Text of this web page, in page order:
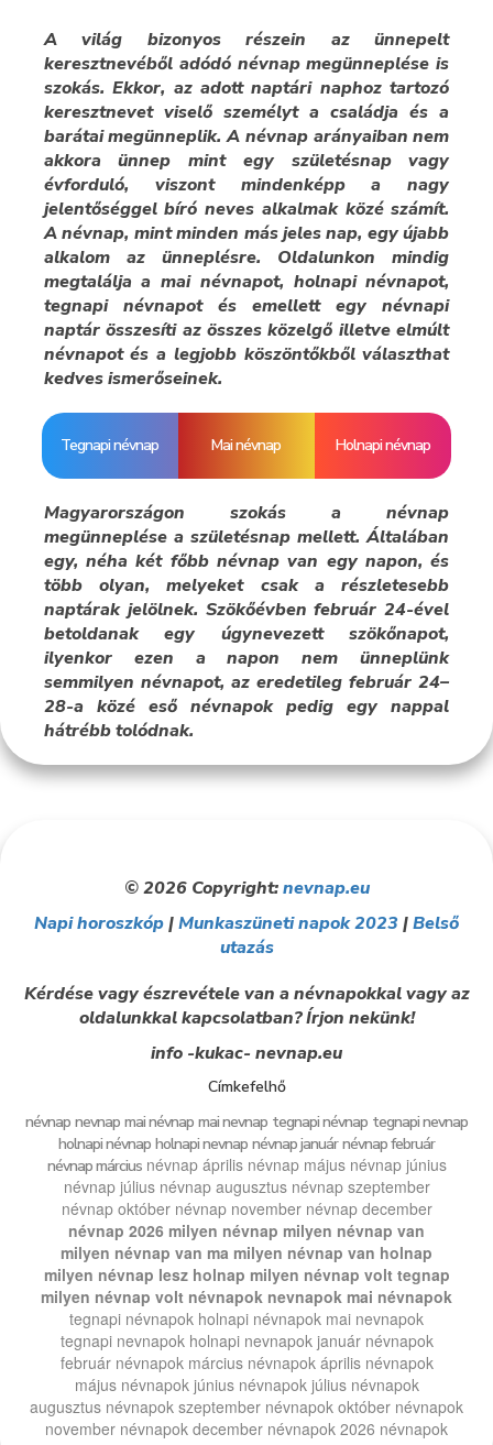
A világ bizonyos részein az ünnepelt
keresztnevéből adódó névnap megünneplése is
szokás. Ekkor, az adott naptári naphoz tartozó
keresztnevet viselő személyt a családja és a
barátai megünneplik. A névnap arányaiban nem
akkora ünnep mint egy születésnap vagy
évforduló, viszont mindenképp a nagy
jelentőséggel bíró neves alkalmak közé számít.
A névnap, mint minden más jeles nap, egy újabb
alkalom az ünneplésre. Oldalunkon mindig
megtalálja a mai névnapot, holnapi névnapot,
tegnapi névnapot és emellett egy névnapi
naptár összesíti az összes közelgő illetve elmúlt
névnapot és a legjobb köszöntőkből választhat
kedves ismerőseinek.
Tegnapi névnap Mai névnap Holnapi névnap
Magyarországon szokás a névnap
megünneplése a születésnap mellett. Általában
egy, néha két főbb névnap van egy napon, és
több olyan, melyeket csak a részletesebb
naptárak jelölnek. Szökőévben február 24-ével
betoldanak egy úgynevezett szökőnapot,
ilyenkor ezen a napon nem ünneplünk
semmilyen névnapot, az eredetileg február 24–
28-a közé eső névnapok pedig egy nappal
hátrébb tolódnak.
© 2026 Copyright:nevnap.eu
Napi horoszkóp|Munkaszüneti napok 2023|Belső
utazás
Kérdése vagy észrevétele van a névnapokkal vagy az
oldalunkkal kapcsolatban? Írjon nekünk!
info -kukac- nevnap.eu
Címkefelhő
névnap nevnap mai névnap mai nevnap tegnapi névnap tegnapi nevnap
holnapi névnap holnapi nevnap névnap január névnap február
névnap március névnap április névnap május névnap június
névnap július névnap augusztus névnap szeptember
névnap október névnap november névnap december
névnap 2026 milyen névnap milyen névnap van
milyen névnap van ma milyen névnap van holnap
milyen névnap lesz holnap milyen névnap volt tegnap
milyen névnap volt névnapok nevnapok mai névnapok
tegnapi névnapok holnapi névnapok mai nevnapok
tegnapi nevnapok holnapi nevnapok január névnapok
február névnapok március névnapok április névnapok
május névnapok június névnapok július névnapok
augusztus névnapok szeptember névnapok október névnapok
november névnapok december névnapok 2026 névnapok